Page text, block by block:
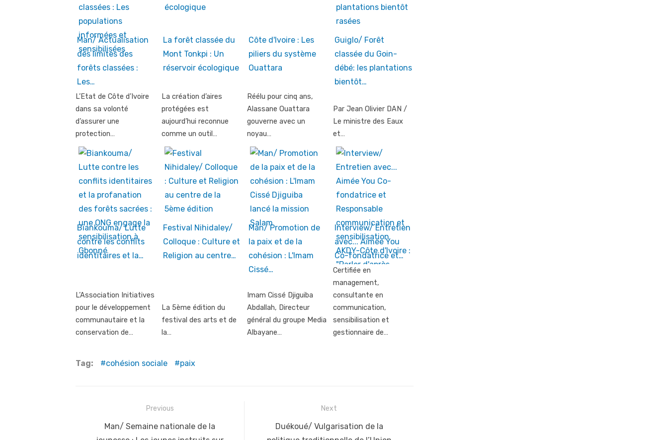
Man/ Actualisation
des limites des
forêts classées :
Les…
L’Etat de Côte d’Ivoire
dans sa volonté
d’assurer une
protection…
La forêt classée du
Mont Tonkpi : Un
réservoir écologique
La création d’aires
protégées est
aujourd’hui reconnue
comme un outil…
Côte d'Ivoire : Les
piliers du système
Ouattara
Réélu pour cinq ans,
Alassane Ouattara
gouverne avec un
noyau…
Guiglo/ Forêt
classée du Goin-
débé: les plantations
bientôt…
Par Jean Olivier DAN /
Le ministre des Eaux
et…
Biankouma/ Lutte
contre les conflits
identitaires et la…
L’Association Initiatives
pour le développement
communautaire et la
conservation de…
Festival Nihidaley/
Colloque : Culture et
Religion au centre…
La 5ème édition du
festival des arts et de
la…
Man/ Promotion de
la paix et de la
cohésion : L'Imam
Cissé…
Imam Cissé Djiguiba
Abdallah, Directeur
général du groupe Media
Albayane…
Interview/ Entretien
avec... Aimée You
Co-fondatrice et…
Certifiée en
management,
consultante en
communication,
sensibilisation et
gestionnaire de…
Tag: cohésion sociale paix
navigation
Previous
Previous
Man/ Semaine nationale de la
Next
NextDuékoué/ Vulgarisation de la